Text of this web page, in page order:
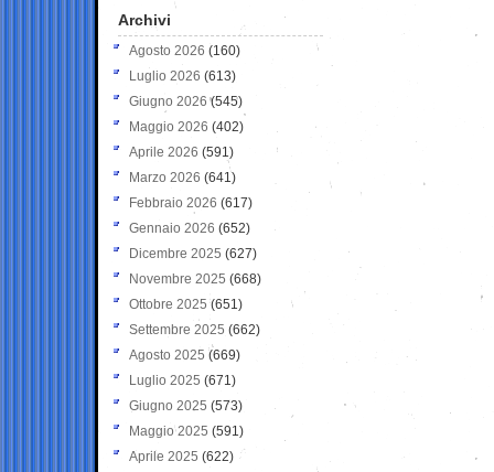
Archivi
Agosto 2026 (160)
Luglio 2026 (613)
Giugno 2026 (545)
Maggio 2026 (402)
Aprile 2026 (591)
Marzo 2026 (641)
Febbraio 2026 (617)
Gennaio 2026 (652)
Dicembre 2025 (627)
Novembre 2025 (668)
Ottobre 2025 (651)
Settembre 2025 (662)
Agosto 2025 (669)
Luglio 2025 (671)
Giugno 2025 (573)
Maggio 2025 (591)
Aprile 2025 (622)